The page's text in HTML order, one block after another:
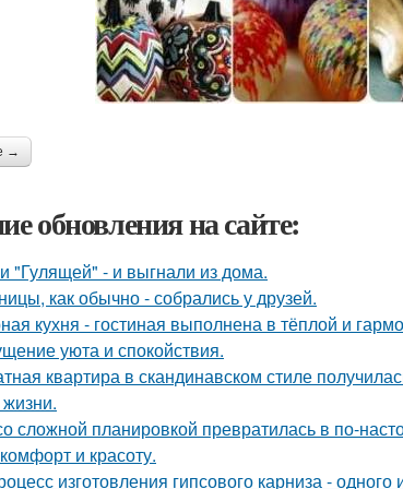
→
обновления на сайте:
"Гулящей" - и выгнали из дома.
как обычно - собрались у друзей.
кухня - гостиная выполнена в тёплой и
уюта и спокойствия.
квартира в скандинавском стиле
сложной планировкой превратилась в по-
и красоту.
изготовления гипсового карниза -